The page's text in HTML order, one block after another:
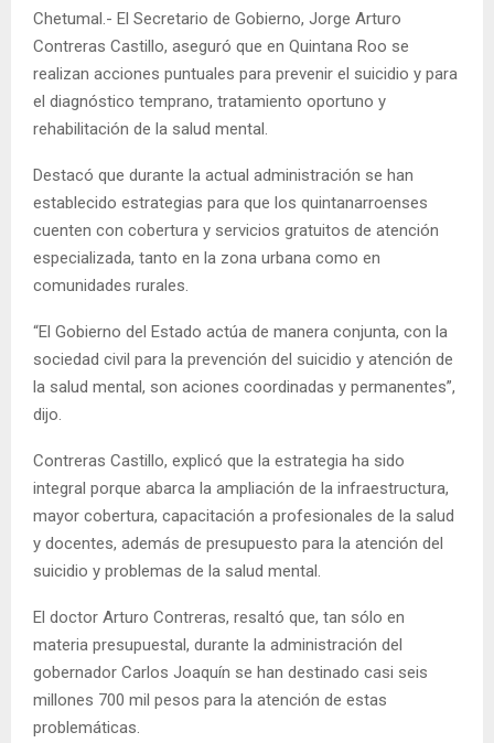
Chetumal.- El Secretario de Gobierno, Jorge Arturo
Contreras Castillo, aseguró que en Quintana Roo se
realizan acciones puntuales para prevenir el suicidio y para
el diagnóstico temprano, tratamiento oportuno y
rehabilitación de la salud mental.
Destacó que durante la actual administración se han
establecido estrategias para que los quintanarroenses
cuenten con cobertura y servicios gratuitos de atención
especializada, tanto en la zona urbana como en
comunidades rurales.
“El Gobierno del Estado actúa de manera conjunta, con la
sociedad civil para la prevención del suicidio y atención de
la salud mental, son aciones coordinadas y permanentes”,
dijo.
Contreras Castillo, explicó que la estrategia ha sido
integral porque abarca la ampliación de la infraestructura,
mayor cobertura, capacitación a profesionales de la salud
y docentes, además de presupuesto para la atención del
suicidio y problemas de la salud mental.
El doctor Arturo Contreras, resaltó que, tan sólo en
materia presupuestal, durante la administración del
gobernador Carlos Joaquín se han destinado casi seis
millones 700 mil pesos para la atención de estas
problemáticas.